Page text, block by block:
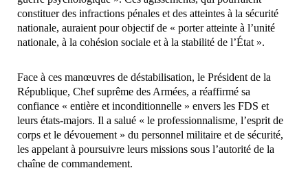
constituer des infractions pénales et des atteintes à la sécurité
nationale, auraient pour objectif de « porter atteinte à l’unité
nationale, à la cohésion sociale et à la stabilité de l’État ».
Face à ces manœuvres de déstabilisation, le Président de la
République, Chef suprême des Armées, a réaffirmé sa
confiance « entière et inconditionnelle » envers les FDS et
leurs états-majors. Il a salué « le professionnalisme, l’esprit de
corps et le dévouement » du personnel militaire et de sécurité,
les appelant à poursuivre leurs missions sous l’autorité de la
chaîne de commandement.